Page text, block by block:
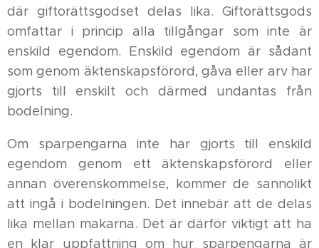
där giftorättsgodset delas lika. Giftorättsgods
omfattar i princip alla tillgångar som inte är
enskild egendom. Enskild egendom är sådant
som genom äktenskapsförord, gåva eller arv har
gjorts till enskilt och därmed undantas från
bodelning.
Om sparpengarna inte har gjorts till enskild
egendom genom ett äktenskapsförord eller
annan överenskommelse, kommer de sannolikt
att ingå i bodelningen. Det innebär att de delas
lika mellan makarna. Det är därför viktigt att ha
en klar uppfattning om hur sparpengarna är